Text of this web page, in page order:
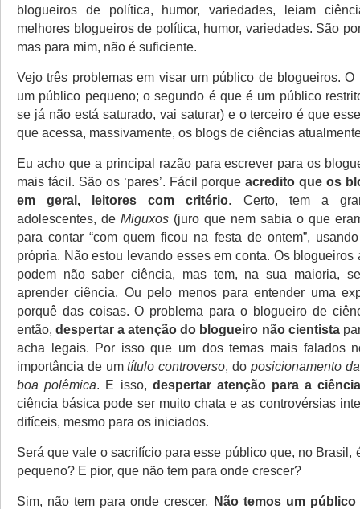
blogueiros de política, humor, variedades, leiam
melhores blogueiros de política, humor, variedades. São
mas para mim, não é suficiente.
Vejo três problemas em visar um público de blogueiros.
um público pequeno; o segundo é que é um público
se já não está saturado, vai saturar) e o terceiro é que
que acessa, massivamente, os blogs de ciências
Eu acho que a principal razão para escrever para os
mais fácil. São os ‘pares’. Fácil porqueacredito que os
em geral, leitores com critério. Certo, tem a
adolescentes, de Miguxos (juro que nem sabia o que
para contar “com quem ficou na festa de ontem”,
própria. Não estou levando esses em conta. Os blogueiros
podem não saber ciência, mas tem, na sua maioria,
aprender ciência. Ou pelo menos para entender uma
porquê das coisas. O problema para o blogueiro de
então,despertar a atenção do blogueiro não cientista
acha legais. Por isso que um dos temas mais falados
importância de umtítulo controverso, do posicionamento
boa polêmica. E isso, despertar atenção para a
ciência básica pode ser muito chata e as controvérsias
difíceis, mesmo para os iniciados.
Será que vale o sacrifício para esse público que, no Brasil,
pequeno? E pior, que não tem para onde crescer?
Sim, não tem para onde crescer. Não temos um